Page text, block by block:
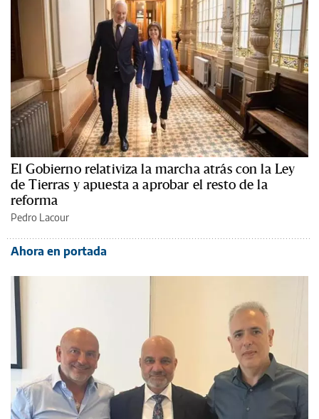
El Gobierno relativiza la marcha atrás con la Ley
de Tierras y apuesta a aprobar el resto de la
reforma
Pedro Lacour
Ahora en portada